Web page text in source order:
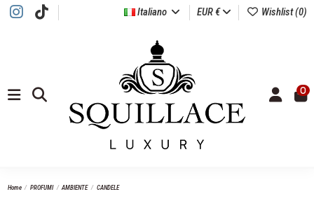
Italiano EUR € Wishlist (0)
0
Home PROFUMI AMBIENTE CANDELE